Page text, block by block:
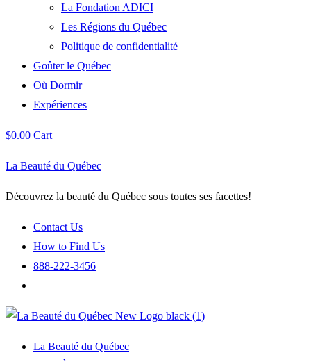
La Fondation ADICI
Les Régions du Québec
Politique de confidentialité
Goûter le Québec
Où Dormir
Expériences
$0.00 Cart
La Beauté du Québec
Découvrez la beauté du Québec sous toutes ses facettes!
Contact Us
How to Find Us
888-222-3456
La Beauté du Québec